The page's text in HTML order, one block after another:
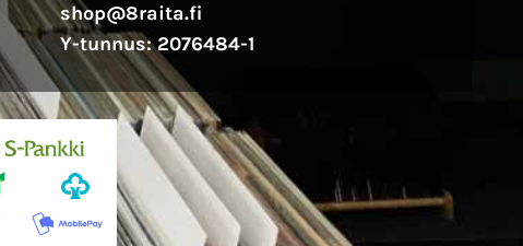
shop@8raita.fi
Y-tunnus: 2076484-1